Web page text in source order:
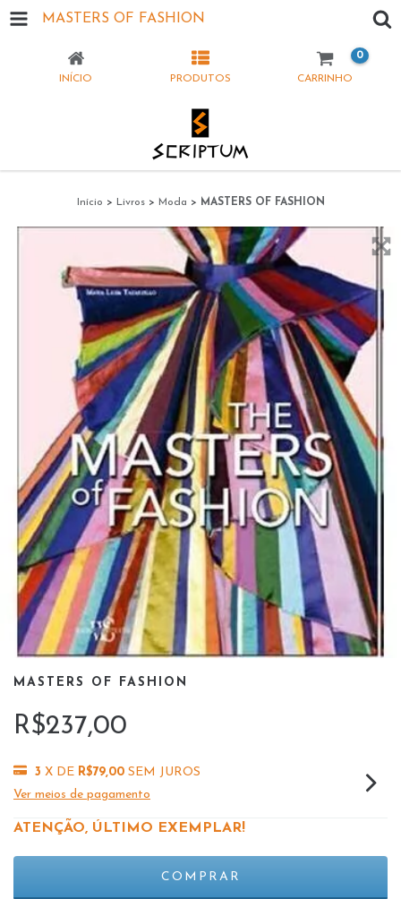
MASTERS OF FASHION
INÍCIO PRODUTOS CARRINHO
0
Início > Livros > Moda > MASTERS OF FASHION
MASTERS OF FASHION
R$237,00
3 X DE R$79,00 SEM JUROS
Ver meios de pagamento
ATENÇÃO, ÚLTIMO EXEMPLAR!